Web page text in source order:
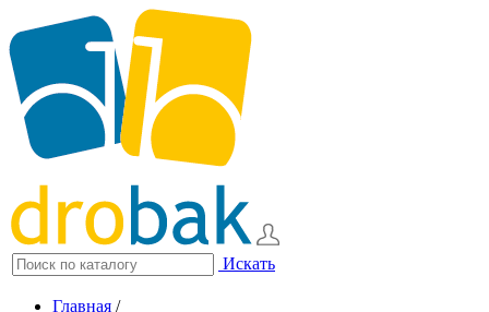
Искать
Главная /